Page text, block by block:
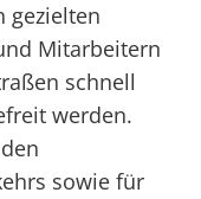
gezielten
Mitarbeitern
schnell
werden.
sowie für